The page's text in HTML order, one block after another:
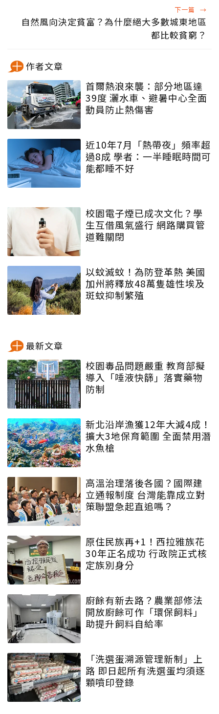
下一篇 →
自然風向決定貧富？為什麼絕大多數城東地區
都比較貧窮？
作者文章
首爾熱浪來襲：部分地區達
39度 灑水車、避暑中心全面
動員防止熱傷害
近10年7月「熱帶夜」頻率超
過8成 學者：一半睡眠時間可
能都睡不好
校園電子煙已成次文化？學
生互借風氣盛行 網路購買管
道難關閉
以蚊滅蚊！為防登革熱 美國
加州將釋放48萬隻雄性埃及
斑蚊抑制繁殖
最新文章
校園毒品問題嚴重 教育部擬
導入「唾液快篩」落實藥物
防制
新北沿岸漁獲12年大減4成！
擴大3地保育範圍 全面禁用潛
水魚槍
高溫治理落後各國？國際建
立通報制度 台灣能靠成立對
策聯盟急起直追嗎？
原住民族再+1！西拉雅族花
30年正名成功 行政院正式核
定族別身分
廚餘有新去路？農業部修法
開放廚餘可作「環保飼料」
助提升飼料自給率
「洗選蛋溯源管理新制」上
路 即日起所有洗選蛋均須逐
顆噴印登錄